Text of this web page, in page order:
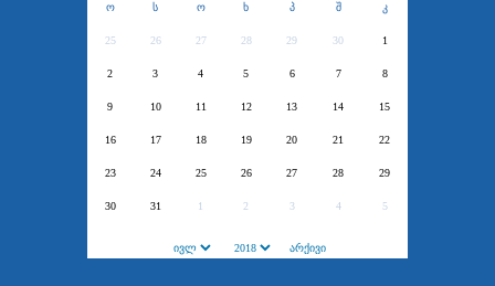
ო ს ო ხ პ შ კ
25 26 27 28 29 30 1
2 3 4 5 6 7 8
9 10 11 12 13 14 15
16 17 18 19 20 21 22
23 24 25 26 27 28 29
30 31 1 2 3 4 5